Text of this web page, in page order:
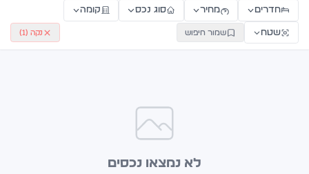
חדרים מחיר סוג נכס קומה
שטח שמור חיפוש נקה ( 1
)
לא נמצאו נכסים